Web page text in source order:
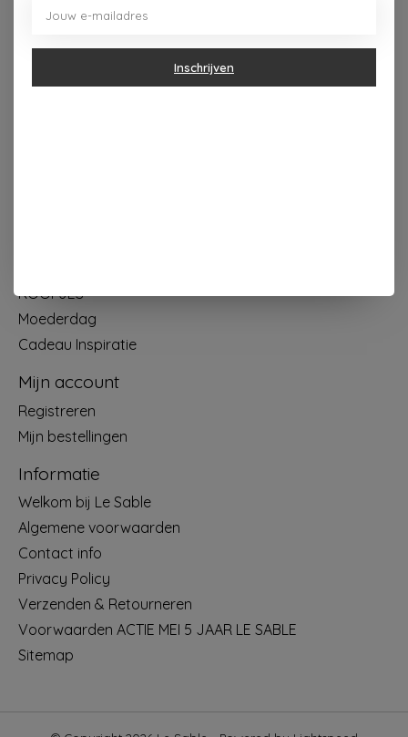
zaterdag 10u - 17u ---zondag maandag gesloten
Categorieën
KOOPJES
Moederdag
Cadeau Inspiratie
Mijn account
Registreren
Mijn bestellingen
Informatie
Welkom bij Le Sable
Algemene voorwaarden
Contact info
Privacy Policy
Verzenden & Retourneren
Voorwaarden ACTIE MEI 5 JAAR LE SABLE
Sitemap
Inschrijven